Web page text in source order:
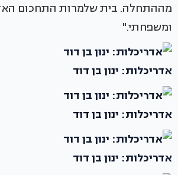
מההתחלה. בית שלמרות התחכום
ומשפחתי."
אדריכלות: ינון בן דוד
אדריכלות: ינון בן דוד
אדריכלות: ינון בן דוד